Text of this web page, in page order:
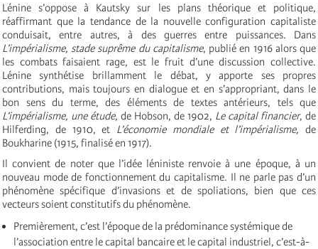
Lénine s’oppose à Kautsky sur les plans théorique et politique,
réaffirmant que la tendance de la nouvelle configuration capitaliste
conduisait, entre autres, à des guerres entre puissances. Dans
L’impérialisme, stade suprême du capitalisme, publié en 1916 alors que
les combats faisaient rage, est le fruit d’une discussion collective.
Lénine synthétise brillamment le débat, y apporte ses propres
contributions, mais toujours en dialogue et en s’appropriant, dans le
bon sens du terme, des éléments de textes antérieurs, tels que
L’impérialisme, une étude, de Hobson, de 1902, Le capital financier, de
Hilferding, de 1910, et L’économie mondiale et l’impérialisme, de
Boukharine (1915, finalisé en 1917).
Il convient de noter que l’idée léniniste renvoie à une époque, à un
nouveau mode de fonctionnement du capitalisme. Il ne parle pas d’un
phénomène spécifique d’invasions et de spoliations, bien que ces
vecteurs soient constitutifs du phénomène.
Premièrement, c’est l’époque de la prédominance systémique de
l’association entre le capital bancaire et le capital industriel, c’est-à-